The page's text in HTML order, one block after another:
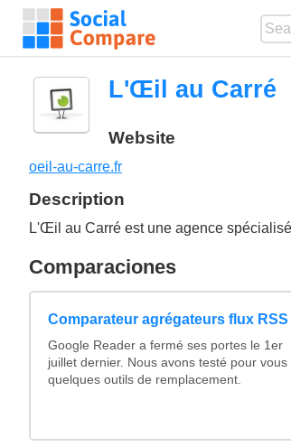
L'Œil au Carré
Website
oeil-au-carre.fr
Description
L'Œil au Carré est une agence
Comparaciones
Comparateur agrégateurs flux RSS
Google Reader a fermé ses portes le 1er
juillet dernier. Nous avons testé pour vous
quelques outils de remplacement.